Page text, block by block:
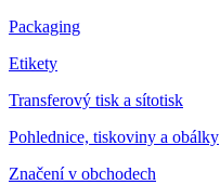
Packaging
Etikety
Transferový tisk a sítotisk
Pohlednice, tiskoviny a obálky
Značení v obchodech